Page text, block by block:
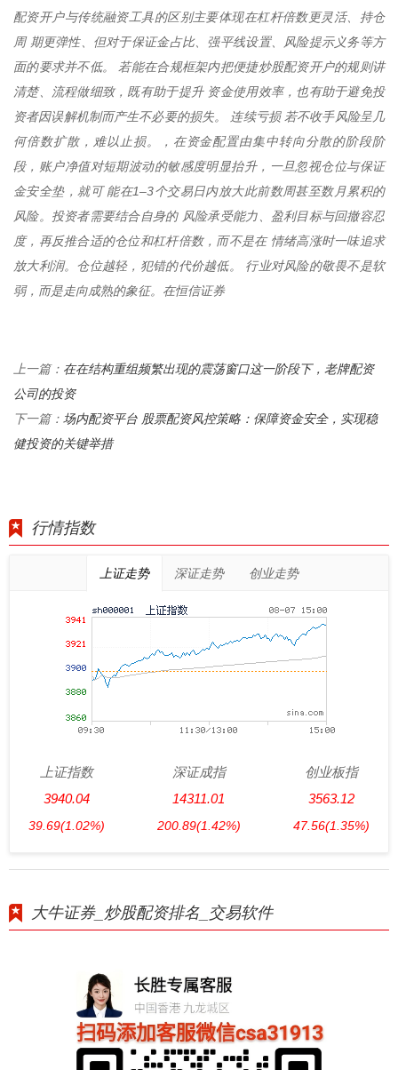
配资开户与传统融资工具的区别主要体现在杠杆倍数更灵活、持仓
周 期更弹性、但对于保证金占比、强平线设置、风险提示义务等方
面的要求并不低。 若能在合规框架内把便捷炒股配资开户的规则讲
清楚、流程做细致，既有助于提升 资金使用效率，也有助于避免投
资者因误解机制而产生不必要的损失。 连续亏损 若不收手风险呈几
何倍数扩散，难以止损。，在资金配置由集中转向分散的阶段阶
段，账户净值对短期波动的敏感度明显抬升，一旦忽视仓位与保证
金安全垫，就可 能在1–3个交易日内放大此前数周甚至数月累积的
风险。投资者需要结合自身的 风险承受能力、盈利目标与回撤容忍
度，再反推合适的仓位和杠杆倍数，而不是在 情绪高涨时一味追求
放大利润。仓位越轻，犯错的代价越低。 行业对风险的敬畏不是软
弱，而是走向成熟的象征。在恒信证券
上一篇： 在在结构重组频繁出现的震荡窗口这一阶段下，老牌配资
公司的投资
下一篇： 场内配资平台 股票配资风控策略：保障资金安全，实现稳
健投资的关键举措
行情指数
上证走势 深证走势 创业走势
上证指数
3940.04
39.69(1.02%)
深证成指
14311.01
200.89(1.42%)
创业板指
3563.12
47.56(1.35%)
大牛证券_炒股配资排名_交易软件